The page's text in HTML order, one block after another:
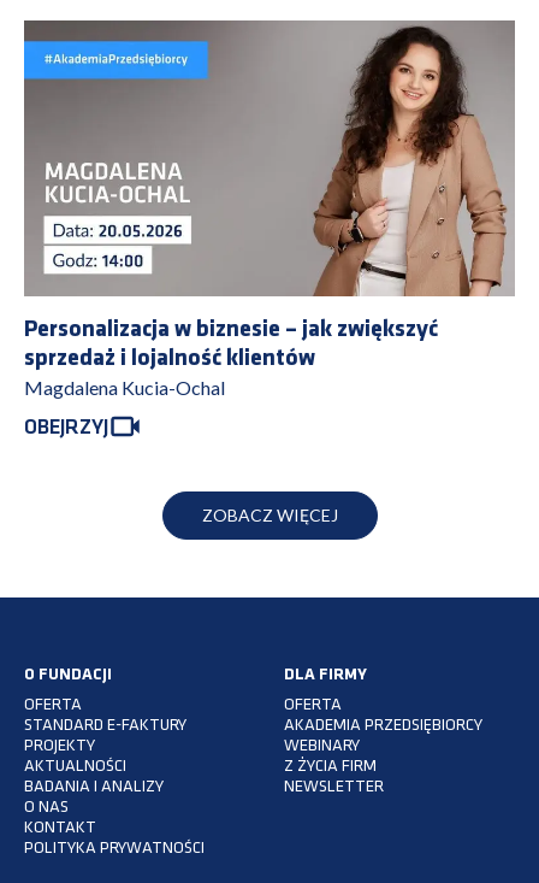
Personalizacja w biznesie – jak zwiększyć
sprzedaż i lojalność klientów
Magdalena Kucia-Ochal
OBEJRZYJ
ZOBACZ WIĘCEJ
O FUNDACJI
OFERTA
STANDARD E-FAKTURY
PROJEKTY
AKTUALNOŚCI
BADANIA I ANALIZY
O NAS
KONTAKT
POLITYKA PRYWATNOŚCI
DLA FIRMY
OFERTA
AKADEMIA PRZEDSIĘBIORCY
WEBINARY
Z ŻYCIA FIRM
NEWSLETTER